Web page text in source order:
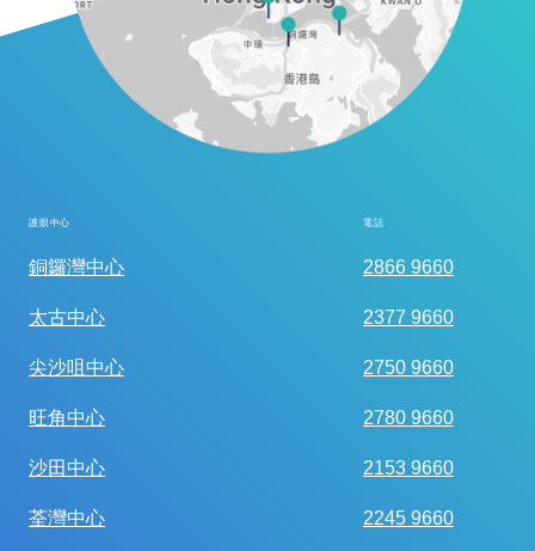
護眼中心 電話
銅鑼灣中心 2866 9660
太古中心 2377 9660
尖沙咀中心 2750 9660
旺角中心 2780 9660
沙田中心 2153 9660
荃灣中心 2245 9660